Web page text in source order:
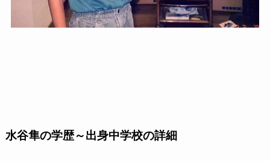
水谷隼の学歴～出身中学校の詳細